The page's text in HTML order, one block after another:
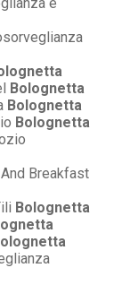
Bolognetta
Bolognetta
Bolognetta
Breakfast
Bolognetta